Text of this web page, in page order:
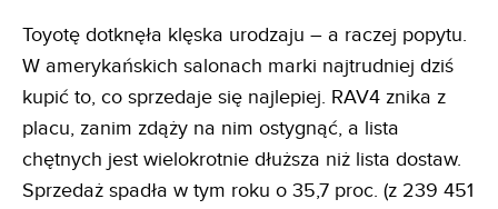
Toyotę dotknęła klęska urodzaju – a raczej popytu.
W amerykańskich salonach marki najtrudniej dziś
kupić to, co sprzedaje się najlepiej. RAV4 znika z
placu, zanim zdąży na nim ostygnąć, a lista
chętnych jest wielokrotnie dłuższa niż lista dostaw.
Sprzedaż spadła w tym roku o 35,7 proc. (z 239 451